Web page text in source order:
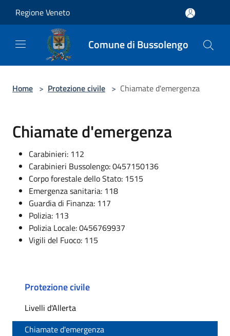
Regione Veneto
Comune di Bussolengo
Home > Protezione civile > Chiamate d'emergenza
Chiamate d'emergenza
Carabinieri: 112
Carabinieri Bussolengo: 0457150136
Corpo forestale dello Stato: 1515
Emergenza sanitaria: 118
Guardia di Finanza: 117
Polizia: 113
Polizia Locale: 0456769937
Vigili del Fuoco: 115
Protezione civile
Livelli d'Allerta
Chiamate d'emergenza